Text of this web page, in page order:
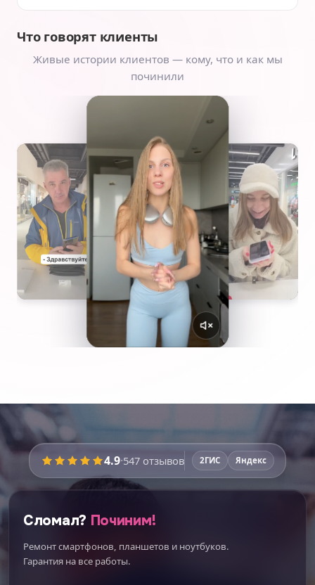
Что говорят клиенты
Живые истории клиентов — кому, что и как мы
починили
4.9·547 отзывов 2ГИС Яндекс
Сломал? Починим!
Ремонт смартфонов, планшетов и ноутбуков.
Гарантия на все работы.